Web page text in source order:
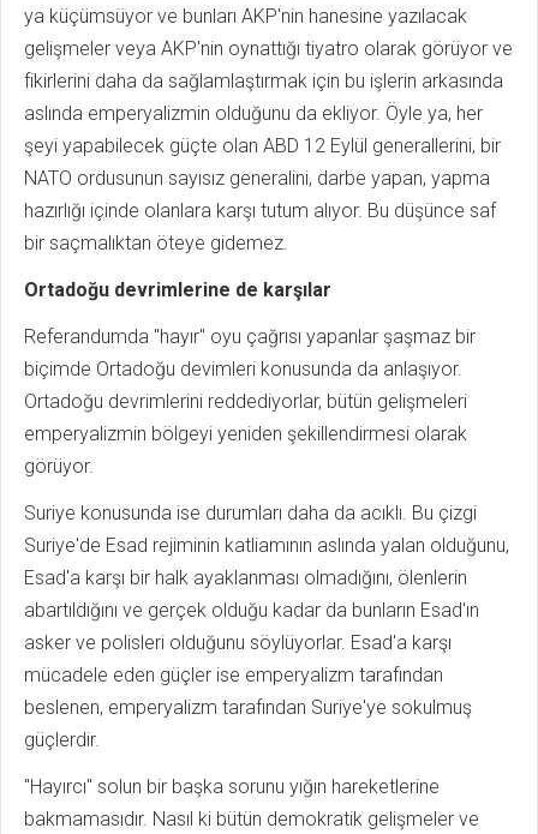
ya küçümsüyor ve bunları AKP'nin hanesine yazılacak
gelişmeler veya AKP'nin oynattığı tiyatro olarak görüyor ve
fikirlerini daha da sağlamlaştırmak için bu işlerin arkasında
aslında emperyalizmin olduğunu da ekliyor. Öyle ya, her
şeyi yapabilecek güçte olan ABD 12 Eylül generallerini, bir
NATO ordusunun sayısız generalini, darbe yapan, yapma
hazırlığı içinde olanlara karşı tutum alıyor. Bu düşünce saf
bir saçmalıktan öteye gidemez.
Ortadoğu devrimlerine de karşılar
Referandumda "hayır" oyu çağrısı yapanlar şaşmaz bir
biçimde Ortadoğu devimleri konusunda da anlaşıyor.
Ortadoğu devrimlerini reddediyorlar, bütün gelişmeleri
emperyalizmin bölgeyi yeniden şekillendirmesi olarak
görüyor.
Suriye konusunda ise durumları daha da acıklı. Bu çizgi
Suriye'de Esad rejiminin katliamının aslında yalan olduğunu,
Esad'a karşı bir halk ayaklanması olmadığını, ölenlerin
abartıldığını ve gerçek olduğu kadar da bunların Esad'ın
asker ve polisleri olduğunu söylüyorlar. Esad'a karşı
mücadele eden güçler ise emperyalizm tarafından
beslenen, emperyalizm tarafından Suriye'ye sokulmuş
güçlerdir.
"Hayırcı" solun bir başka sorunu yığın hareketlerine
bakmamasıdır. Nasıl ki bütün demokratik gelişmeler ve